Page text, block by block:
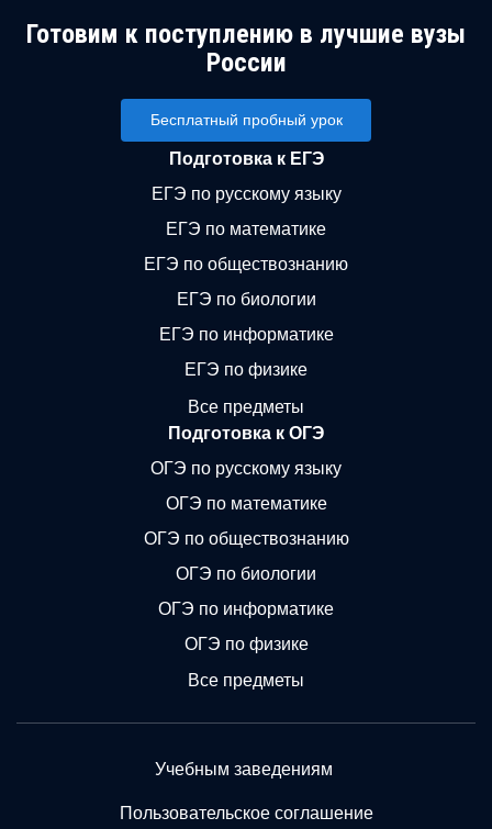
Готовим к поступлению в лучшие вузы
России
Бесплатный пробный урок
Подготовка к ЕГЭ
ЕГЭ по русскому языку
ЕГЭ по математике
ЕГЭ по обществознанию
ЕГЭ по биологии
ЕГЭ по информатике
ЕГЭ по физике
Все предметы
Подготовка к ОГЭ
ОГЭ по русскому языку
ОГЭ по математике
ОГЭ по обществознанию
ОГЭ по биологии
ОГЭ по информатике
ОГЭ по физике
Все предметы
Учебным заведениям
Пользовательское соглашение